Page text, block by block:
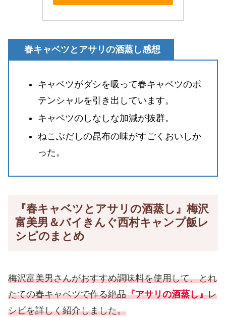
春キャベツとアサリの酒蒸し感想
キャベツがダシを吸って春キャベツのポ
テンシャルを引き出しています。
キャベツのしなしな加減が抜群。
ねこぶだしの昆布の味がすごくおいしか
った。
『春キャベツとアサリの酒蒸し』梅沢
富美男＆バイきんぐ西村キャンプ飯レ
シピのまとめ
梅沢富美男さんがおすすめ調味料を使用して、とれ
たての春キャベツで作る絶品『アサリの酒蒸し』レ
シピを詳しく紹介しました。